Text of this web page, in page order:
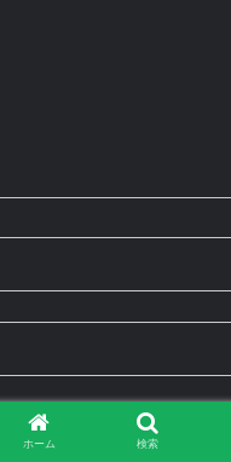
ホーム 検索